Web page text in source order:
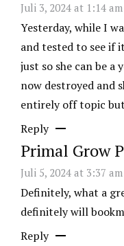
Juli 3, 2024 at 1:14 am
Yesterday, while I
and tested to see if
just so she can be a
now destroyed and
entirely off topic
Reply
Primal Grow
Juli 5, 2024 at 3:37 am
Definitely, what a
definitely will
Reply